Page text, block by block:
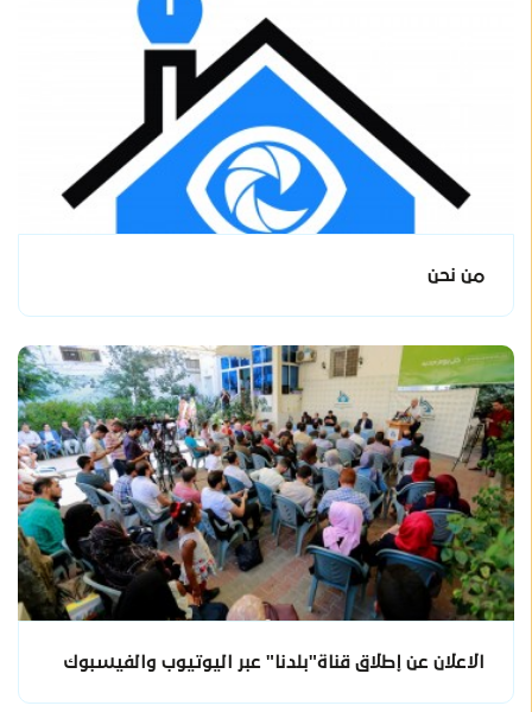
من نحن
الاعلان عن إطلاق قناة"بلدنا" عبر اليوتيوب والفيسبوك